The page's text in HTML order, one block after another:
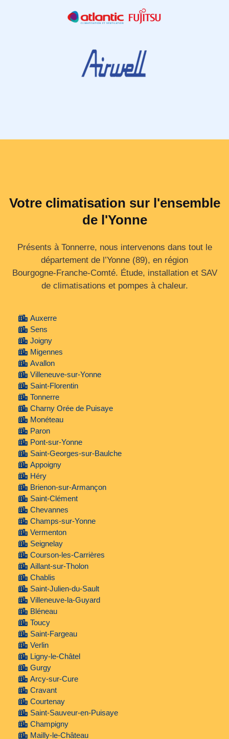
Votre climatisation sur l'ensemble
de l'Yonne
Présents à Tonnerre, nous intervenons dans tout le
département de l’Yonne (89), en région
Bourgogne‑Franche‑Comté. Étude, installation et SAV
de climatisations et pompes à chaleur.
Auxerre
Sens
Joigny
Migennes
Avallon
Villeneuve-sur-Yonne
Saint-Florentin
Tonnerre
Charny Orée de Puisaye
Monéteau
Paron
Pont-sur-Yonne
Saint-Georges-sur-Baulche
Appoigny
Héry
Brienon-sur-Armançon
Saint-Clément
Chevannes
Champs-sur-Yonne
Vermenton
Seignelay
Courson-les-Carrières
Aillant-sur-Tholon
Chablis
Saint-Julien-du-Sault
Villeneuve-la-Guyard
Bléneau
Toucy
Saint-Fargeau
Verlin
Ligny-le-Châtel
Gurgy
Arcy-sur-Cure
Cravant
Courtenay
Saint-Sauveur-en-Puisaye
Champigny
Mailly-le-Château